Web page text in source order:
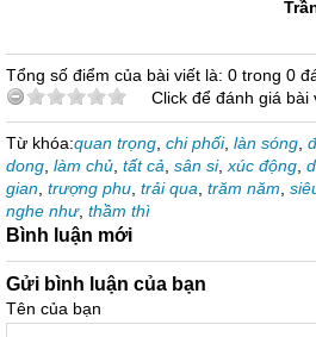
Tổng số điểm của bài viết là: 0 trong 0
Click để đánh giá bài
Từ khóa:quan trọng chi phối, làn sóng
dong làm chủ tất cả sân si, xúc động
gian trượng phu trải qua trăm năm
nghe như, thầm thì
Bình luận mới
Gửi bình luận của bạn
Tên của bạn